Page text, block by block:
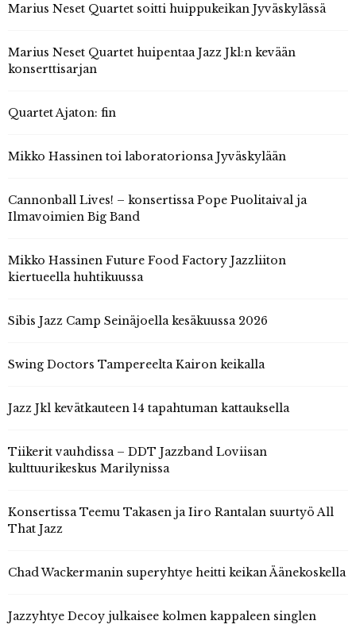
Marius Neset Quartet soitti huippukeikan Jyväskylässä
Marius Neset Quartet huipentaa Jazz Jkl:n kevään
konserttisarjan
Quartet Ajaton: fin
Mikko Hassinen toi laboratorionsa Jyväskylään
Cannonball Lives! – konsertissa Pope Puolitaival ja
Ilmavoimien Big Band
Mikko Hassinen Future Food Factory Jazzliiton
kiertueella huhtikuussa
Sibis Jazz Camp Seinäjoella kesäkuussa 2026
Swing Doctors Tampereelta Kairon keikalla
Jazz Jkl kevätkauteen 14 tapahtuman kattauksella
Tiikerit vauhdissa – DDT Jazzband Loviisan
kulttuurikeskus Marilynissa
Konsertissa Teemu Takasen ja Iiro Rantalan suurtyö All
That Jazz
Chad Wackermanin superyhtye heitti keikan Äänekoskella
Jazzyhtye Decoy julkaisee kolmen kappaleen singlen